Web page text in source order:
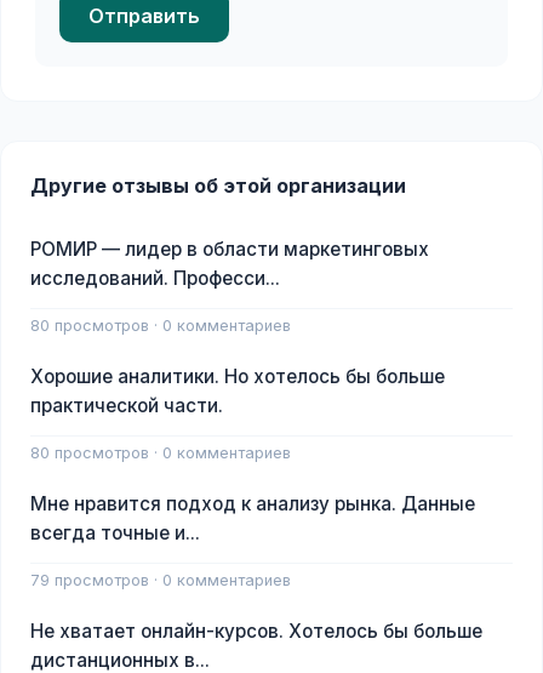
Отправить
Другие отзывы об этой организации
РОМИР — лидер в области маркетинговых
исследований. Професси...
80 просмотров · 0 комментариев
Хорошие аналитики. Но хотелось бы больше
практической части.
80 просмотров · 0 комментариев
Мне нравится подход к анализу рынка. Данные
всегда точные и...
79 просмотров · 0 комментариев
Не хватает онлайн-курсов. Хотелось бы больше
дистанционных в...